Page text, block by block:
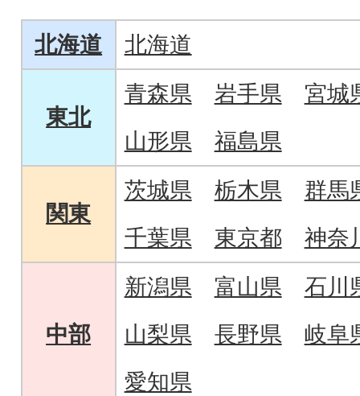
北海道 北海道
東北
青森県 岩手県
宮城
山形県
福島県
関東
茨城県 栃木県
群馬
千葉県
東京都 神奈
中部
新潟県 富山県
石川
山梨県
長野県
岐阜
愛知県